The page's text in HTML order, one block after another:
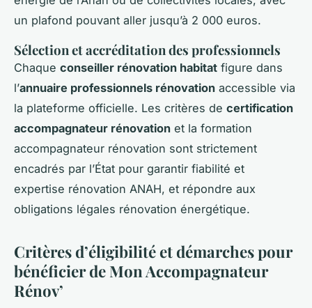
un plafond pouvant aller jusqu’à 2 000 euros.
Sélection et accréditation des professionnels
Chaque conseiller rénovation habitat figure dans
l’annuaire professionnels rénovation accessible via
la plateforme officielle. Les critères de certification
accompagnateur rénovation et la formation
accompagnateur rénovation sont strictement
encadrés par l’État pour garantir fiabilité et
expertise rénovation ANAH, et répondre aux
obligations légales rénovation énergétique.
Critères d’éligibilité et démarches pour
bénéficier de Mon Accompagnateur
Rénov’